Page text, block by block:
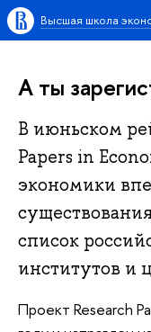
Высшая школа
А ты
В июньском
Papers in
экономики
список
институтов и
Проект Research